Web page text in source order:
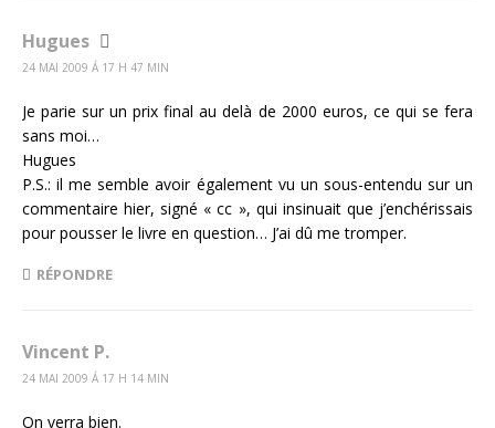
Hugues
24 MAI 2009 Á 17 H 47 MIN
Je parie sur un prix final au delà de 2000 euros, ce qui se fera
sans moi…
Hugues
P.S.: il me semble avoir également vu un sous-entendu sur un
commentaire hier, signé « cc », qui insinuait que j’enchérissais
pour pousser le livre en question… J’ai dû me tromper.
RÉPONDRE
Vincent P.
24 MAI 2009 Á 17 H 14 MIN
On verra bien.